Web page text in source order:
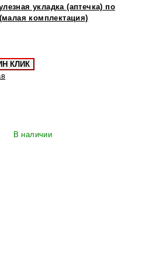
укладка (аптечка) по
комплектация)
КЛИК
В наличии